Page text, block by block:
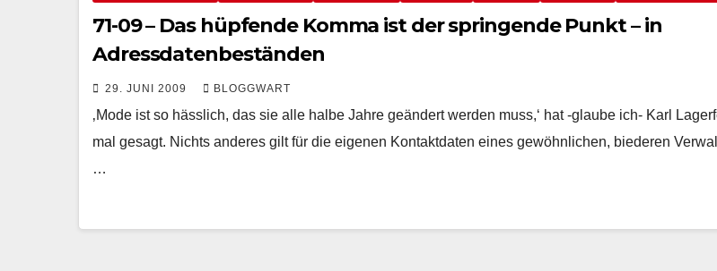
71-09 – Das hüpfende Komma ist der springende Punkt – in
Adressdatenbeständen
29. JUNI 2009 BLOGGWART
‚Mode ist so hässlich, das sie alle halbe Jahre geändert werden muss,‘ hat -glaube ich- Karl
mal gesagt. Nichts anderes gilt für die eigenen Kontaktdaten eines gewöhnlichen, biederen
…